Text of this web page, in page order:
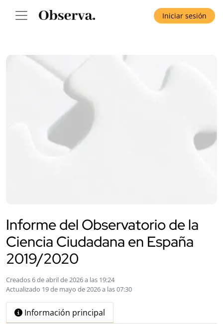
Iniciar sesión
Informe del Observatorio de la
Ciencia Ciudadana en España
2019/2020
Creados 6 de abril de 2026 a las 19:24
Actualizado 19 de mayo de 2026 a las 07:30
Información principal